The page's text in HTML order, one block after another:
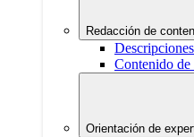
Redacción de
Contenido
Orientación de